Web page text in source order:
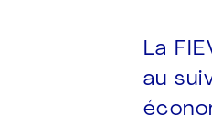
La
au